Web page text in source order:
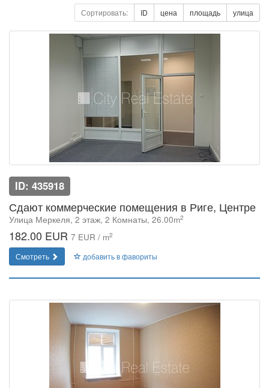
Сортировать: ID цена площадь улица
ID: 435918
Сдают коммерческие помещения в Риге, Центре
Улица Меркеля, 2 этаж, 2 Комнаты, 26.00m2
182.00 EUR 7 EUR / m2
Смотреть добавить в фавориты